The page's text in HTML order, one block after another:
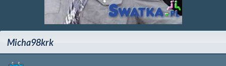
Micha98krk